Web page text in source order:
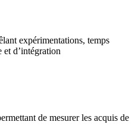
expérimentations, temps
et d’intégration
de mesurer les acquis de